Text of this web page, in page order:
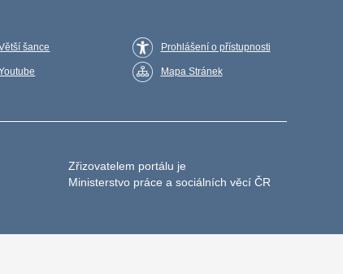
šance Prohlášení o přístupnosti
Mapa Stránek
Zřizovatelem portálu je
Ministerstvo práce a sociálních věcí ČR